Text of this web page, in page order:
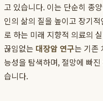
고 있습니다. 이는 단순히 종
인의 삶의 질을 높이고 장기
로 하는 미래 지향적 의료의
끊임없는 대장암 연구는 기존
능성을 탐색하며, 절망에 빠
습니다.